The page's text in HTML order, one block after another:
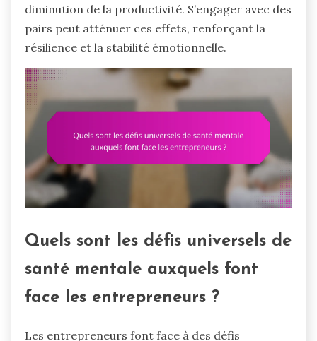
diminution de la productivité. S’engager avec des
pairs peut atténuer ces effets, renforçant la
résilience et la stabilité émotionnelle.
Quels sont les défis universels de
santé mentale auxquels font
face les entrepreneurs ?
Les entrepreneurs font face à des défis